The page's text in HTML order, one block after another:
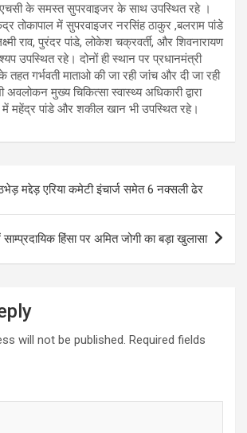
के समस्त सुपरवाइजर के साथ उपस्थित रहे ।
तोकापाल में सुपरवाइजर नरसिंह ठाकुर ,बलराम पांडे
राव, पुरंदर पांडे, लोकेश चक्रवर्ती, और शिवनारायण
उपस्थित रहे। दोनों ही स्थान पर प्रधानमंत्री
तहत गर्भवती माताओ की जा रही जांच और दी जा रही
मुख्य चिकित्सा स्वास्थ्य अधिकारी द्वारा
महेंद्र पांडे और शकील खान भी उपस्थित रहे।
मद्देड़ एरिया कमेटी इंचार्ज समेत 6 नक्सली ढेर
हिंसा पर अमित जोगी का बड़ा खुलासा
will not be published. Required fields